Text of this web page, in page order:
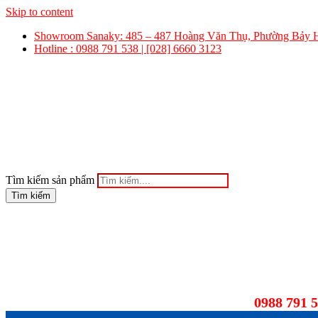
Skip to content
Showroom Sanaky: 485 – 487 Hoàng Văn Thụ, Phường Bảy
Hotline : 0988 791 538 | [028] 6660 3123
Tìm kiếm sản phẩm
Tìm kiếm
0988 791